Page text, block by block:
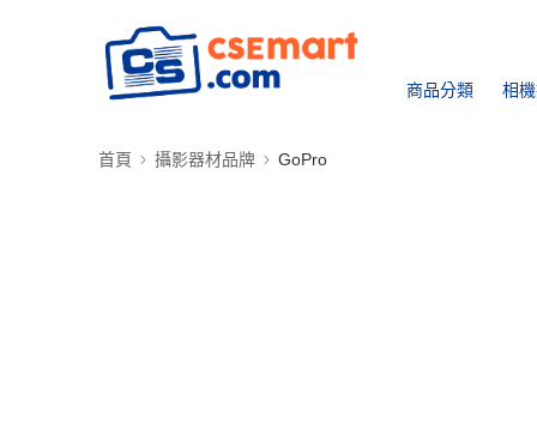
商品分類 相
首頁 攝影器材品牌 GoPro